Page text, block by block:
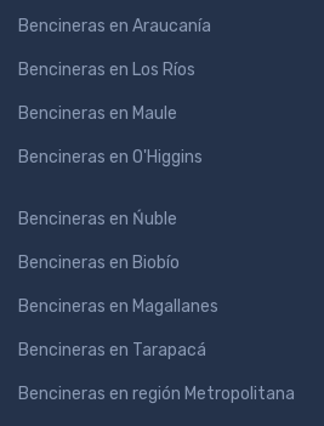
Bencineras en Araucanía
Bencineras en Los Ríos
Bencineras en Maule
Bencineras en O'Higgins
Bencineras en Ńuble
Bencineras en Biobío
Bencineras en Magallanes
Bencineras en Tarapacá
Bencineras en región Metropolitana